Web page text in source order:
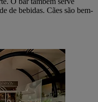
de bebidas. Cães são bem-